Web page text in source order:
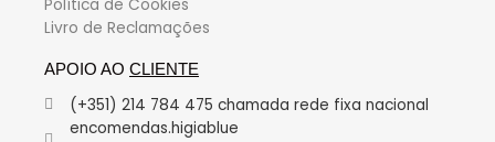
Política de Cookies
Livro de Reclamações
APOIO AO CLIENTE
(+351) 214 784 475 chamada rede fixa nacional
encomendas.higiablue